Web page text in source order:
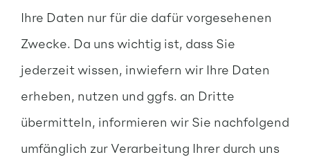
Ihre Daten nur für die dafür vorgesehenen
Zwecke. Da uns wichtig ist, dass Sie
jederzeit wissen, inwiefern wir Ihre Daten
erheben, nutzen und ggfs. an Dritte
übermitteln, informieren wir Sie nachfolgend
umfänglich zur Verarbeitung Ihrer durch uns